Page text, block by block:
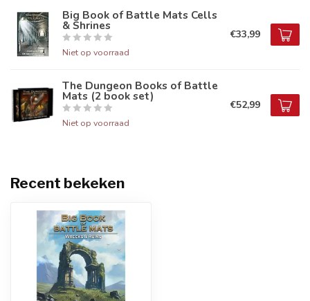
Big Book of Battle Mats Cells
& Shrines
Niet op voorraad
€33,99
The Dungeon Books of Battle
Mats (2 book set)
Niet op voorraad
€52,99
Recent bekeken